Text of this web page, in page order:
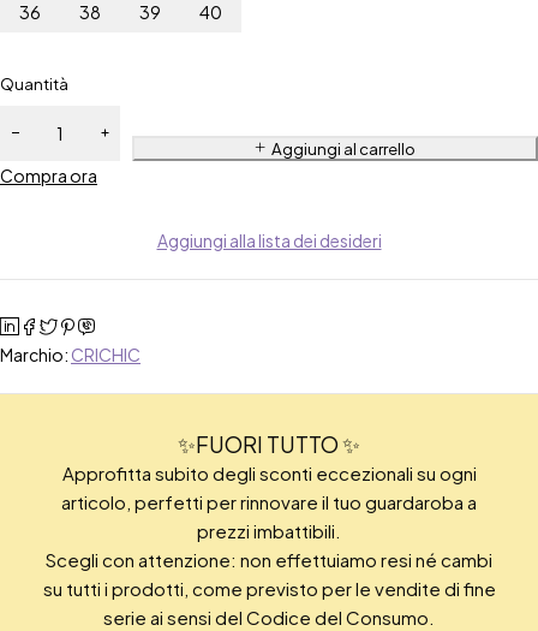
36 38 39 40
Quantità
Aggiungi al carrello
Compra ora
Aggiungi alla lista dei desideri
Marchio: CRICHIC
✨FUORI TUTTO ✨
Approfitta subito degli sconti eccezionali su ogni
articolo, perfetti per rinnovare il tuo guardaroba a
prezzi imbattibili.
Scegli con attenzione: non effettuiamo resi né cambi
su tutti i prodotti, come previsto per le vendite di fine
serie ai sensi del Codice del Consumo.